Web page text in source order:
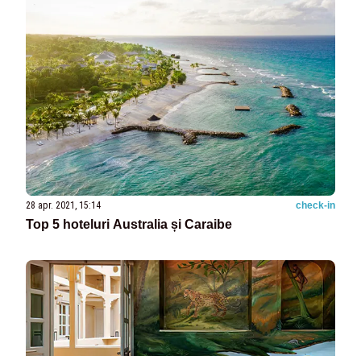
28 apr. 2021, 15:14 check-in
Top 5 hoteluri Australia și Caraibe